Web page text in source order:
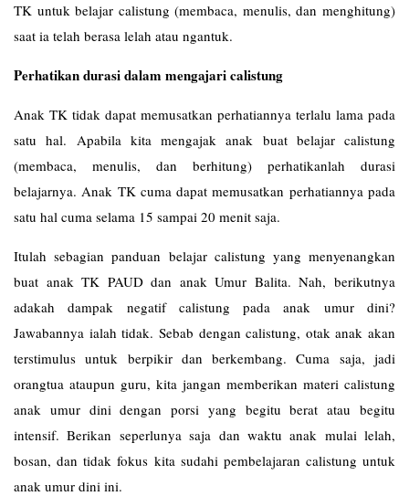
TK untuk belajar calistung (membaca, menulis, dan menghitung)
saat ia telah berasa lelah atau ngantuk.
Perhatikan durasi dalam mengajari calistung
Anak TK tidak dapat memusatkan perhatiannya terlalu lama pada
satu hal. Apabila kita mengajak anak buat belajar calistung
(membaca, menulis, dan berhitung) perhatikanlah durasi
belajarnya. Anak TK cuma dapat memusatkan perhatiannya pada
satu hal cuma selama 15 sampai 20 menit saja.
Itulah sebagian panduan belajar calistung yang menyenangkan
buat anak TK PAUD dan anak Umur Balita. Nah, berikutnya
adakah dampak negatif calistung pada anak umur dini?
Jawabannya ialah tidak. Sebab dengan calistung, otak anak akan
terstimulus untuk berpikir dan berkembang. Cuma saja, jadi
orangtua ataupun guru, kita jangan memberikan materi calistung
anak umur dini dengan porsi yang begitu berat atau begitu
intensif. Berikan seperlunya saja dan waktu anak mulai lelah,
bosan, dan tidak fokus kita sudahi pembelajaran calistung untuk
anak umur dini ini.